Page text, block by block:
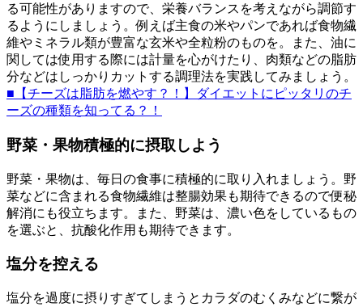
る可能性がありますので、栄養バランスを考えながら調節す
るようにしましょう。例えば主食の米やパンであれば食物繊
維やミネラル類が豊富な玄米や全粒粉のものを。また、油に
関しては使用する際には計量を心がけたり、肉類などの脂肪
分などはしっかりカットする調理法を実践してみましょう。
■【チーズは脂肪を燃やす？！】ダイエットにピッタリのチ
ーズの種類を知ってる？！
野菜・果物積極的に摂取しよう
野菜・果物は、毎日の食事に積極的に取り入れましょう。野
菜などに含まれる食物繊維は整腸効果も期待できるので便秘
解消にも役立ちます。また、野菜は、濃い色をしているもの
を選ぶと、抗酸化作用も期待できます。
塩分を控える
塩分を過度に摂りすぎてしまうとカラダのむくみなどに繋が